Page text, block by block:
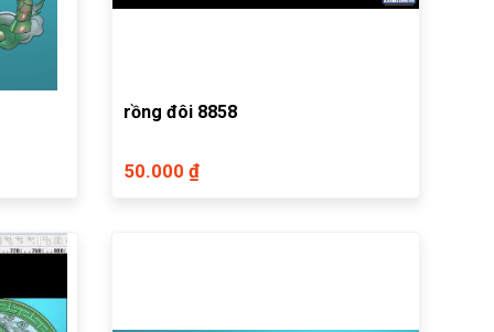
rồng đôi 8858
50.000 ₫